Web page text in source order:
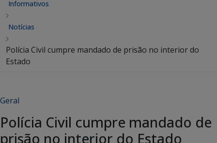
Informativos
Notícias
Polícia Civil cumpre mandado de prisão no interior do
Estado
Geral
Polícia Civil cumpre mandado de
prisão no interior do Estado